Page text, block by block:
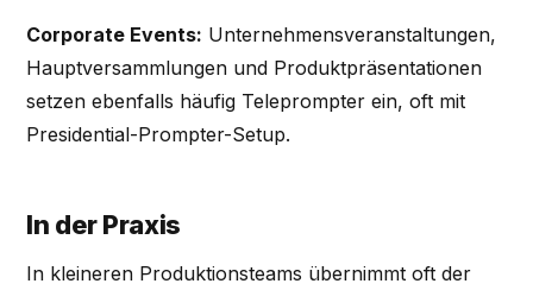
Corporate Events: Unternehmensveranstaltungen,
Hauptversammlungen und Produktpräsentationen
setzen ebenfalls häufig Teleprompter ein, oft mit
Presidential-Prompter-Setup.
In der Praxis
In kleineren Produktionsteams übernimmt oft der